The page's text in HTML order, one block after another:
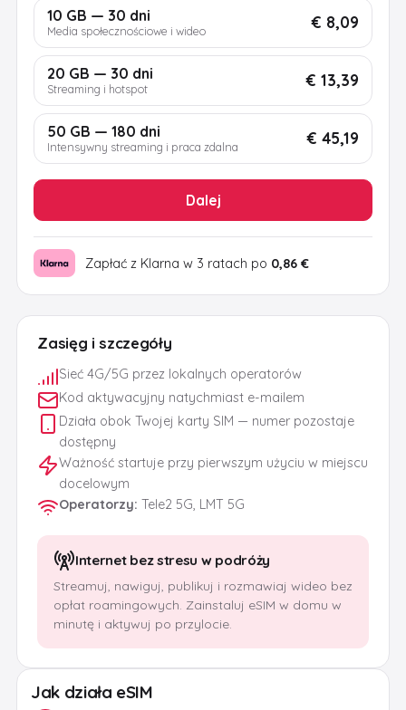
Zasięg i szczegóły
Sieć 4G/5G przez lokalnych operatorów
Kod aktywacyjny natychmiast e-mailem
Działa obok Twojej karty SIM — numer pozostaje
dostępny
Ważność startuje przy pierwszym użyciu w miejscu
docelowym
Operatorzy: Tele2 5G, LMT 5G
Internet bez stresu w podróży
Streamuj, nawiguj, publikuj i rozmawiaj wideo bez
opłat roamingowych. Zainstaluj eSIM w domu w
minutę i aktywuj po przylocie.
Jak działa eSIM
10 GB — 30 dni
Media społecznościowe i wideo € 8,09
20 GB — 30 dni
Streaming i hotspot € 13,39
50 GB — 180 dni
Intensywny streaming i praca zdalna € 45,19
Dalej
Zapłać z Klarna w 3 ratach po 0,86 €